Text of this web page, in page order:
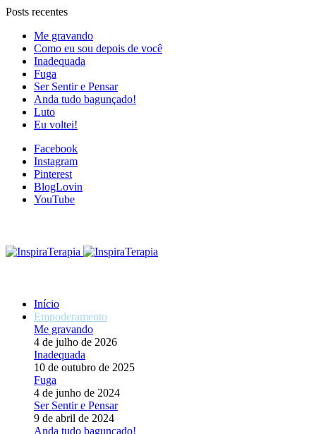
Posts recentes
Me gravando
Como eu sou depois de você
Inadequada
Fuga
Ser Sentir e Pensar
Anda tudo bagunçado!
Luto
Eu voltei!
Facebook
Instagram
Pinterest
BlogLovin
YouTube
Início
Empoderamento
Me gravando
4 de julho de 2026
Inadequada
10 de outubro de 2025
Fuga
4 de junho de 2024
Ser Sentir e Pensar
9 de abril de 2024
Anda tudo bagunçado!